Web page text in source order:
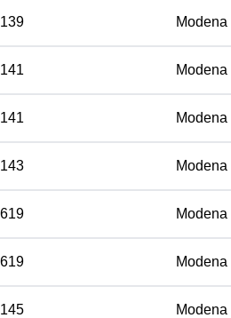
Modena
Modena
Modena
Modena
Modena
Modena
Modena